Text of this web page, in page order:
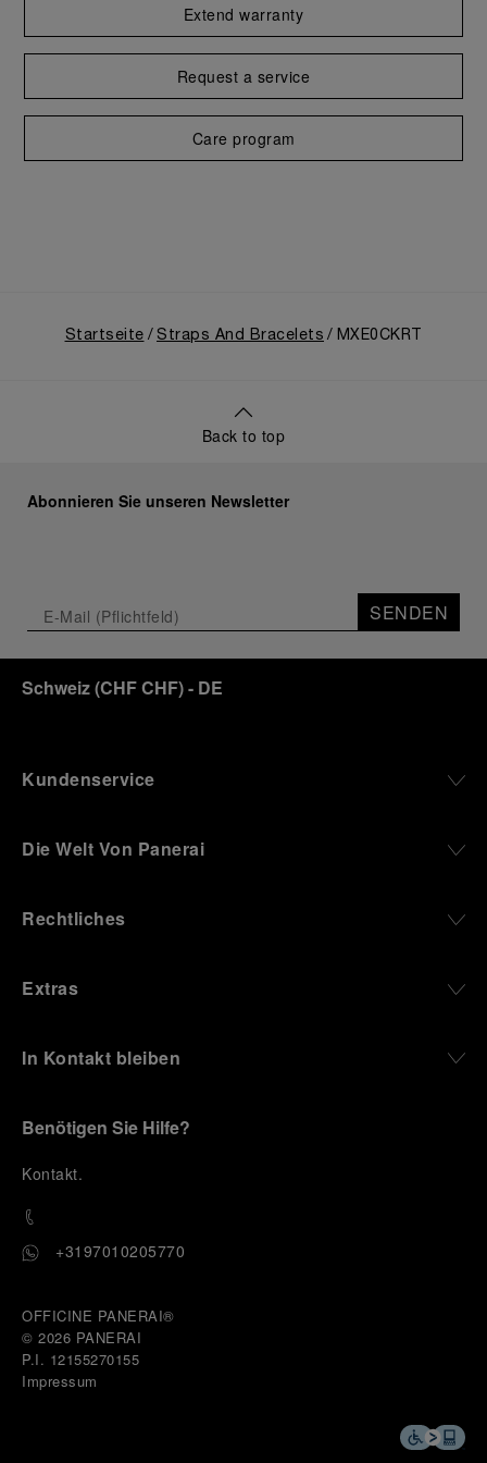
Extend warranty
Request a service
Care program
Startseite Straps And Bracelets MXE0CKRT
Back to top
Abonnieren Sie unseren Newsletter
SENDEN
Schweiz(CHF CHF)- DE
Kundenservice
Die Welt Von Panerai
Rechtliches
Extras
In Kontakt bleiben
Benötigen Sie Hilfe?
Kontakt.
+3197010205770
OFFICINE PANERAI®
© 2026 PANERAI
P.I. 12155270155
Impressum